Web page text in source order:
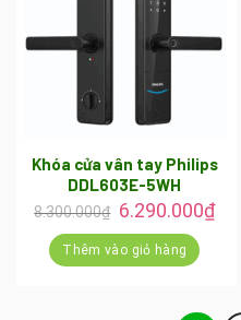
Khóa cửa vân tay Philips
DDL603E-5WH
8.300.000₫ Giá
gốc
là:
8.300.000₫.
6.290.000₫Giá
hiện
Thêm vào giỏ hàng